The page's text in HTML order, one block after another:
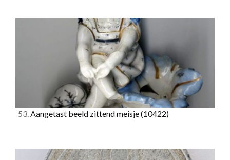
53.Aangetast beeld zittend meisje(10422)